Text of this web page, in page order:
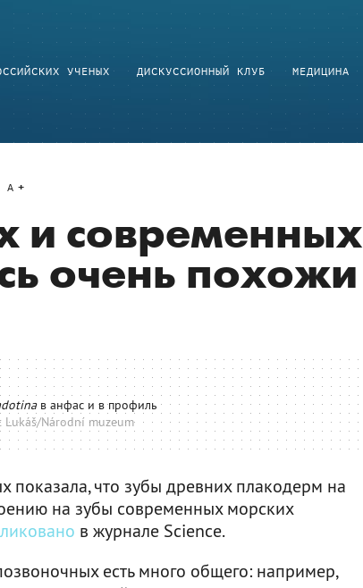
УЧЕНЫХ ДИСКУССИОННЫЙ КЛУБ МЕДИЦИНА
A
и современных
очень похожи
в анфас и в профиль
Národní muzeum
что зубы древних плакодерм на
на зубы современных морских
в журнале Science.
есть много общего: например,